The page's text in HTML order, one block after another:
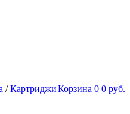
Корзина 0 0 руб.
/Картриджи